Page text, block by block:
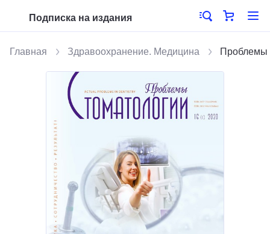
Подписка на издания
Главная Здравоохранение. Медицина Проблемы